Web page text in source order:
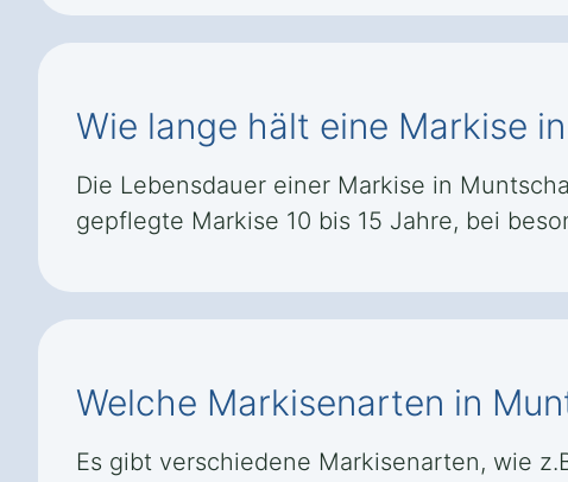
Wie lange hält eine Markise
Die Lebensdauer einer Markise in
gepflegte Markise 10 bis 15 Jahre, bei
Welche Markisenarten in
Es gibt verschiedene Markisenarten, wie